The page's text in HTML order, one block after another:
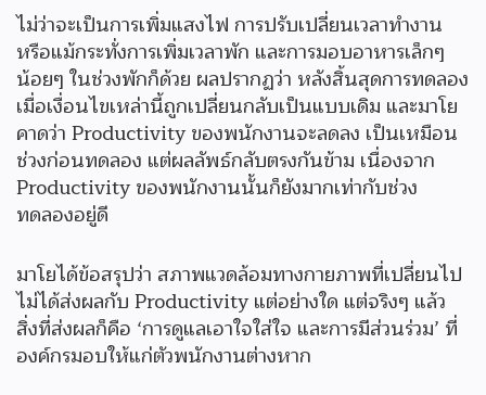
ไม่ว่าจะเป็นการเพิ่มแสงไฟ การปรับเปลี่ยนเวลาทำงาน
หรือแม้กระทั่งการเพิ่มเวลาพัก และการมอบอาหารเล็กๆ
น้อยๆ ในช่วงพักก็ด้วย ผลปรากฏว่า หลังสิ้นสุดการทดลอง
เมื่อเงื่อนไขเหล่านี้ถูกเปลี่ยนกลับเป็นแบบเดิม และมาโย
คาดว่า Productivity ของพนักงานจะลดลง เป็นเหมือน
ช่วงก่อนทดลอง แต่ผลลัพธ์กลับตรงกันข้าม เนื่องจาก
Productivity ของพนักงานนั้นก็ยังมากเท่ากับช่วง
ทดลองอยู่ดี
มาโยได้ข้อสรุปว่า สภาพแวดล้อมทางกายภาพที่เปลี่ยนไป
ไม่ได้ส่งผลกับ Productivity แต่อย่างใด แต่จริงๆ แล้ว
สิ่งที่ส่งผลก็คือ ‘การดูแลเอาใจใส่ใจ และการมีส่วนร่วม’ ที่
องค์กรมอบให้แก่ตัวพนักงานต่างหาก